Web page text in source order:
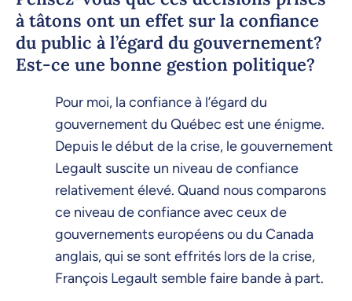
à tâtons ont un effet sur la confiance
du public à l’égard du gouvernement?
Est-ce une bonne gestion politique?
Pour moi, la confiance à l’égard du
gouvernement du Québec est une énigme.
Depuis le début de la crise, le gouvernement
Legault suscite un niveau de confiance
relativement élevé. Quand nous comparons
ce niveau de confiance avec ceux de
gouvernements européens ou du Canada
anglais, qui se sont effrités lors de la crise,
François Legault semble faire bande à part.